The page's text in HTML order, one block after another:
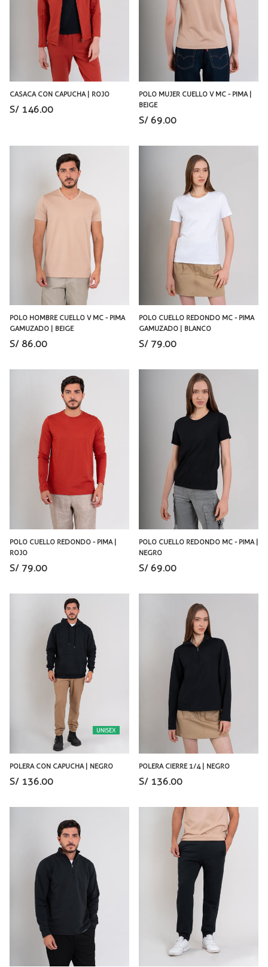
CASACA CON CAPUCHA | ROJO
S/ 146.00
POLO MUJER CUELLO V MC - PIMA |
BEIGE
S/ 69.00
POLO HOMBRE CUELLO V MC - PIMA
GAMUZADO | BEIGE
S/ 86.00
POLO CUELLO REDONDO MC - PIMA
GAMUZADO | BLANCO
S/ 79.00
POLO CUELLO REDONDO - PIMA |
ROJO
S/ 79.00
POLO CUELLO REDONDO MC - PIMA |
NEGRO
S/ 69.00
POLERA CON CAPUCHA | NEGRO
S/ 136.00
POLERA CIERRE 1/4 | NEGRO
S/ 136.00